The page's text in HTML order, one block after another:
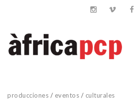
producciones / eventos / culturales